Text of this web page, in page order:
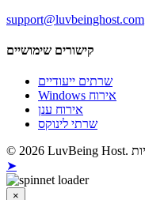
support@luvbeinghost.com
קישורים שימושיים
שרתים ייעודיים
Windows אירוח
אירוח ענן
שרתי לינוקס
➤
×